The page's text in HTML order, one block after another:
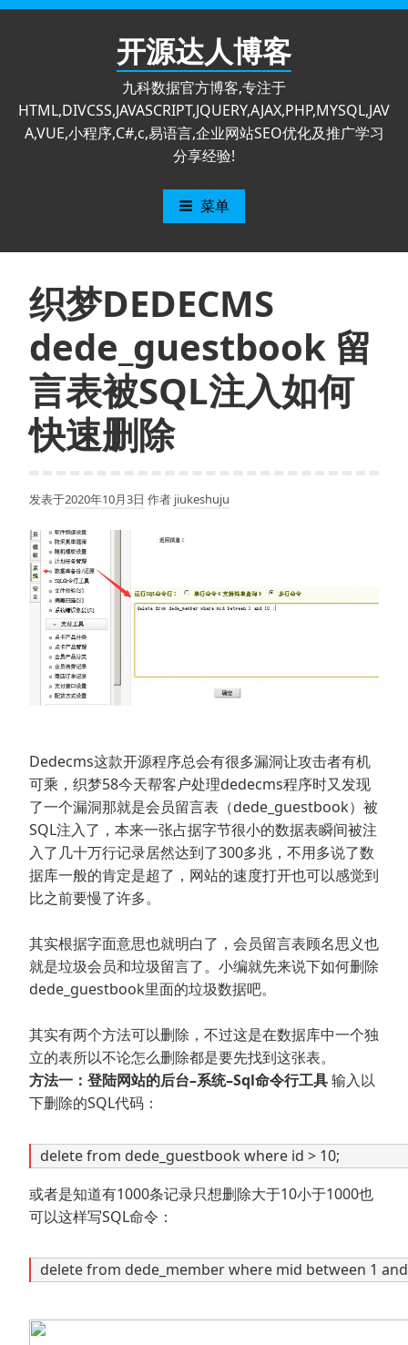
跳
开源达人博客
九科数据官方博客,专注于
HTML,DIVCSS,JAVASCRIPT,JQUERY,AJAX,PHP,MYSQL,JAV
A,VUE,小程序,C#,c,易语言,企业网站SEO优化及推广学习
分享经验!
菜单
织梦DEDECMS
dede_guestbook 留
言表被SQL注入如何
快速删除
发表于2020年10月3日 作者 jiukeshuju
Dedecms这款开源程序总会有很多漏洞让攻击者有机
可乘，织梦58今天帮客户处理dedecms程序时又发现
了一个漏洞那就是会员留言表（dede_guestbook）被
SQL注入了，本来一张占据字节很小的数据表瞬间被注
入了几十万行记录居然达到了300多兆，不用多说了数
据库一般的肯定是超了，网站的速度打开也可以感觉到
比之前要慢了许多。
其实根据字面意思也就明白了，会员留言表顾名思义也
就是垃圾会员和垃圾留言了。小编就先来说下如何删除
dede_guestbook里面的垃圾数据吧。
其实有两个方法可以删除，不过这是在数据库中一个独
立的表所以不论怎么删除都是要先找到这张表。
方法一：登陆网站的后台–系统–Sql命令行工具输入以
下删除的SQL代码：
delete from dede_guestbook where id > 10;
或者是知道有1000条记录只想删除大于10小于1000也
可以这样写SQL命令：
delete from dede_member where mid between 1